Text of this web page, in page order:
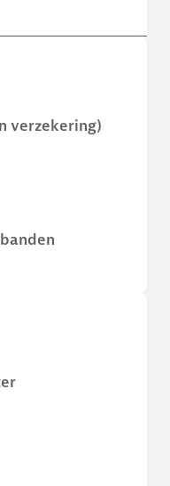
verzekering)